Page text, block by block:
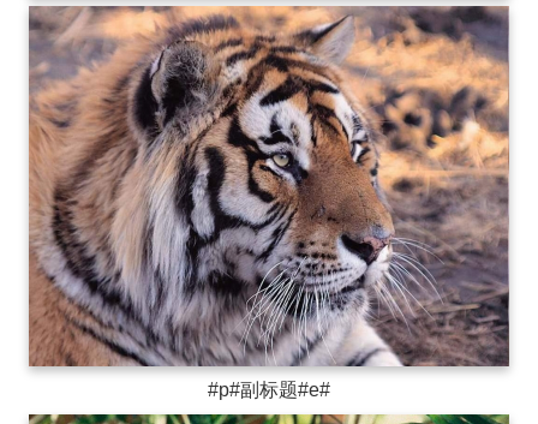
#p#副标题#e#